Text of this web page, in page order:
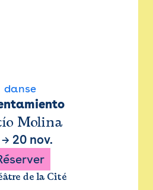
danse
Molina
20 nov.
de la Cité